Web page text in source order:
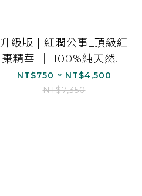
升級版 | 紅潤公事_頂級紅
棗精華 ｜ 100%純天然食
材 (15ml/15包)
NT$750 ~ NT$4,500
NT$7,350